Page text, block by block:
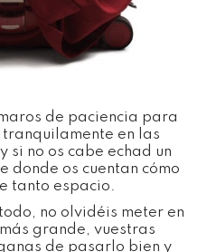
de paciencia para
en las
si no os cabe echad un
donde os cuentan cómo
tanto espacio.
no olvidéis meter en
grande, vuestras
de pasarlo bien y